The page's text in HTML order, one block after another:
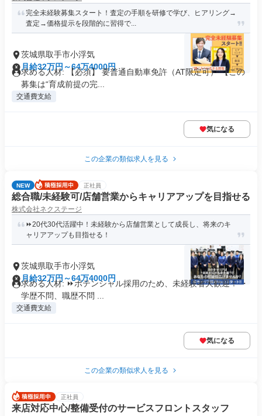
完全未経験募集スタート！査定の手順を研修で学び、ヒアリング→
査定→価格提示を段階的に習得で...
茨城県取手市小浮気
月給32万円～64万4000円
求める人材: 【必須】 要普通自動車免許（AT限定可） 【この
募集は“育成前提の完...
交通費支給
気になる
この企業の類似求人を見る
NEW 正社員
総合職/未経験可/店舗営業からキャリアアップを目指せる
株式会社ネクステージ
⏩️20代30代活躍中！未経験から店舗営業として成長し、将来のキ
ャリアアップも目指せる！
茨城県取手市小浮気
月給32万円～64万4000円
求める人材: ⏩️ポテンシャル採用のため、未経験者大歓迎！ ・
学歴不問、職歴不問 ...
交通費支給
気になる
この企業の類似求人を見る
正社員
来店対応中心/整備受付のサービスフロントスタッフ